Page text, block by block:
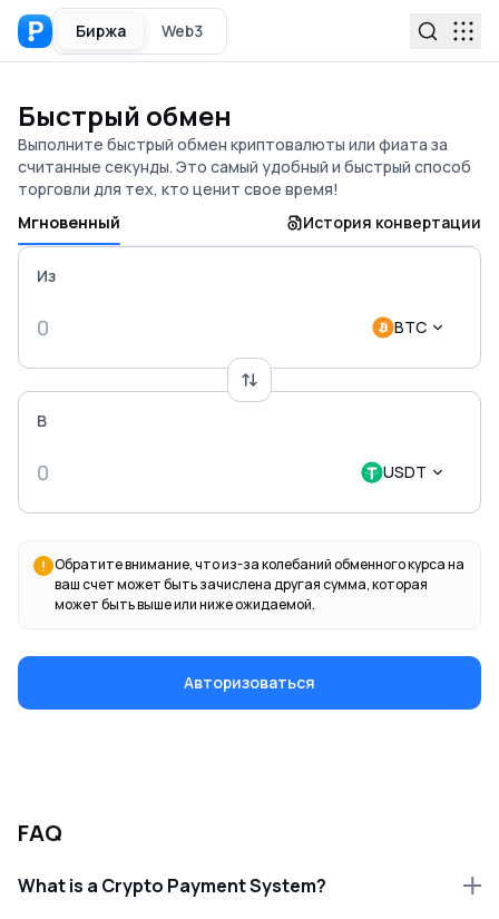
Биржа Web3
Быстрый обмен
Выполните быстрый обмен криптовалюты или фиата за
считанные секунды. Это самый удобный и быстрый способ
торговли для тех, кто ценит свое время!
Мгновенный
История конвертации
Из
BTC
В
USDT
Обратите внимание, что из-за колебаний обменного курса на
ваш счет может быть зачислена другая сумма, которая
может быть выше или ниже ожидаемой.
Авторизоваться
FAQ
What is a Crypto Payment System?